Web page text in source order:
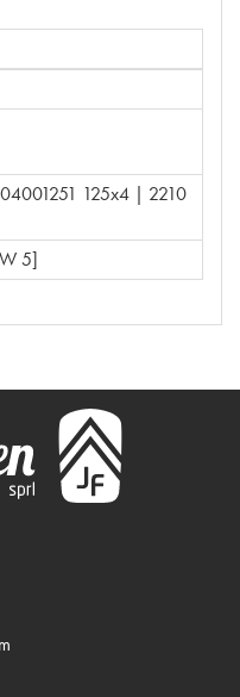
125x4 | 2210
5]